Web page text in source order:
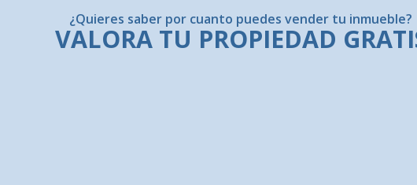
¿Quieres saber por cuanto puedes vender tu inmueble?
VALORA TU PROPIEDAD